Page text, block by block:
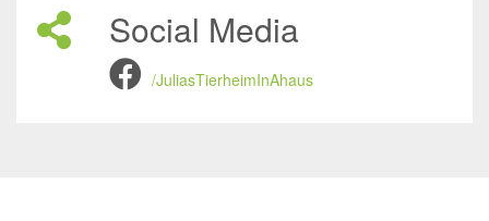
Social Media
/JuliasTierheimInAhaus